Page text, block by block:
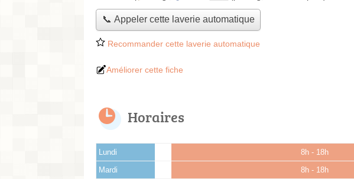
📞 Appeler cette laverie automatique
Recommander cette laverie automatique
Améliorer cette fiche
Horaires
Lundi 8h - 18h
Mardi 8h - 18h